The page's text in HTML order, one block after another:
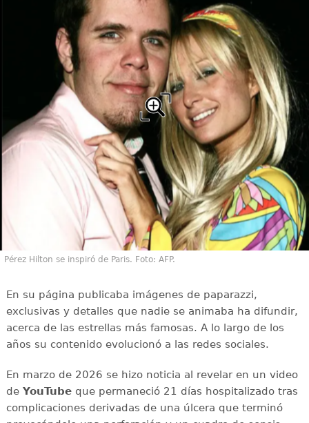
Pérez Hilton se inspiró de Paris. Foto: AFP.
En su página publicaba imágenes de paparazzi,
exclusivas y detalles que nadie se animaba ha difundir,
acerca de las estrellas más famosas. A lo largo de los
años su contenido evolucionó a las redes sociales.
En marzo de 2026 se hizo noticia al revelar en un video
deYouTubeque permaneció 21 días hospitalizado tras
complicaciones derivadas de una úlcera que terminó